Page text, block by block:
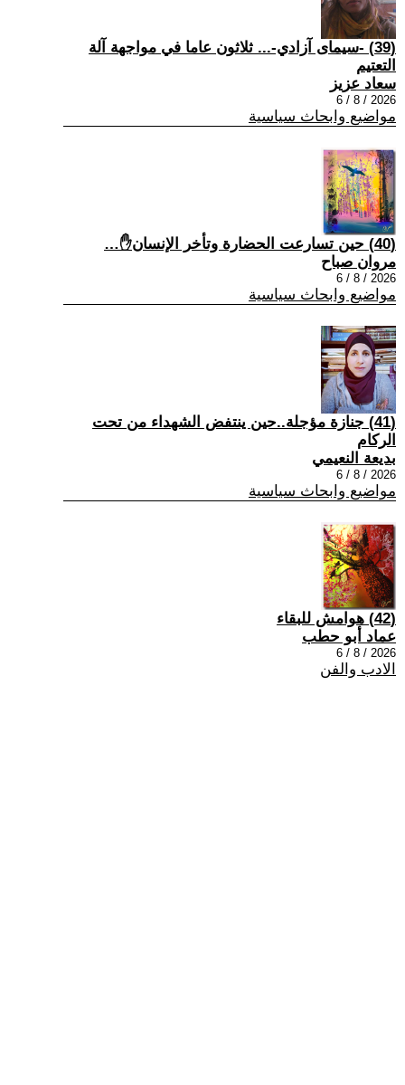
(39) -سيمای آزادي-... ثلاثون عاما في مواجهة آلة
التعتيم
سعاد عزيز
2026 / 8 / 6
مواضيع وابحاث سياسية
(40) حين تسارعت الحضارة وتأخر الإنسان✋…
مروان صباح
2026 / 8 / 6
مواضيع وابحاث سياسية
(41) جنازة مؤجلة..حين ينتفض الشهداء من تحت
الركام
بديعة النعيمي
2026 / 8 / 6
مواضيع وابحاث سياسية
(42) هوامش للبقاء
عماد أبو حطب
2026 / 8 / 6
الادب والفن